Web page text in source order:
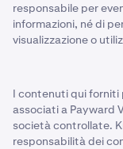
responsabile per
informazioni, né di
visualizzazione o
I contenuti qui
associati a Payward
società controllate.
responsabilità dei